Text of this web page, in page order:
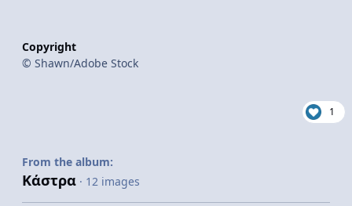
Copyright
© Shawn/Adobe Stock
1
From the album:
Κάστρα · 12 images